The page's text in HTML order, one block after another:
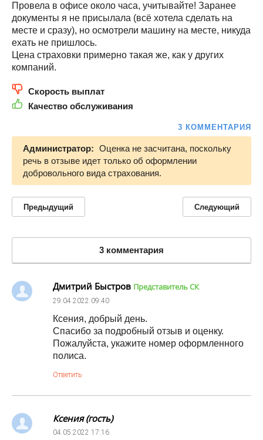
Провела в офисе около часа, учитывайте! Заранее
документы я не присылала (всё хотела сделать на
месте и сразу), но осмотрели машину на месте, никуда
ехать не пришлось.
Цена страховки примерно такая же, как у других
компаний.
Скорость выплат
Качество обслуживания
3 КОММЕНТАРИЯ
Администратор: Оценка не засчитана, поскольку
речь в отзыве идет только об оформлении
добровольного вида страхования.
Предыдущий Следующий
3 комментария
Дмитрий Быстров Представитель СК
29.04.2022 09:40
Ксения, добрый день.
Спасибо за подробный отзыв и оценку.
Пожалуйста, укажите номер оформленного
полиса.
Ответить
Ксения (гость)
04.05.2022 17:16